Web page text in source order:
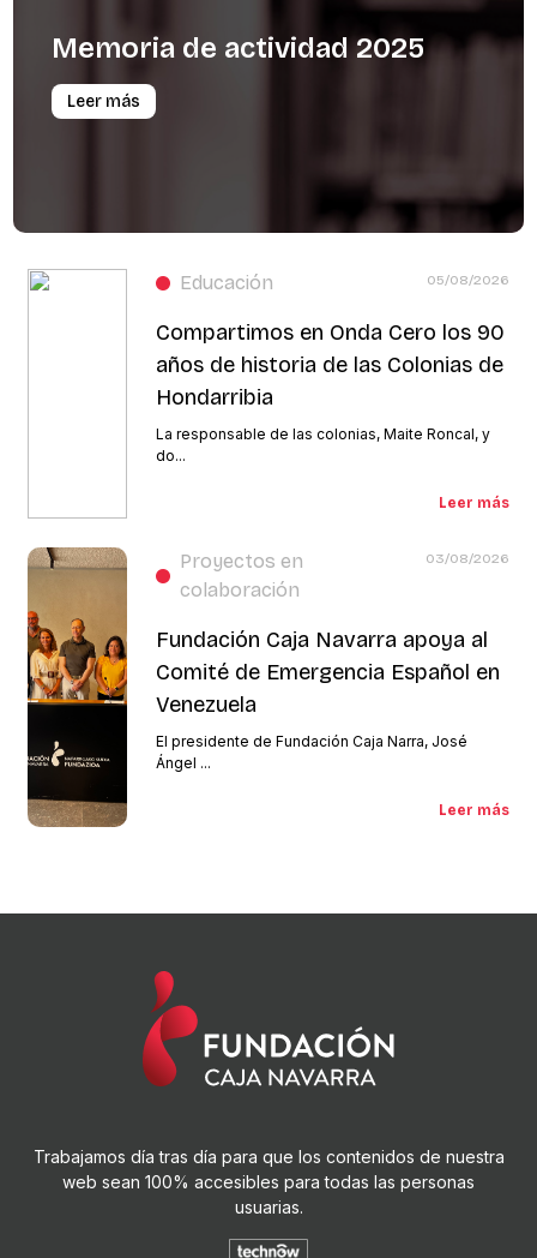
Memoria de actividad 2025
Leer más
Educación 05/08/2026
Compartimos en Onda Cero los 90
años de historia de las Colonias de
Hondarribia
La responsable de las colonias, Maite Roncal, y
do...
Leer más
Proyectos en
colaboración
03/08/2026
Fundación Caja Navarra apoya al
Comité de Emergencia Español en
Venezuela
El presidente de Fundación Caja Narra, José
Ángel ...
Leer más
Trabajamos día tras día para que los contenidos de nuestra
web sean 100% accesibles para todas las personas
usuarias.